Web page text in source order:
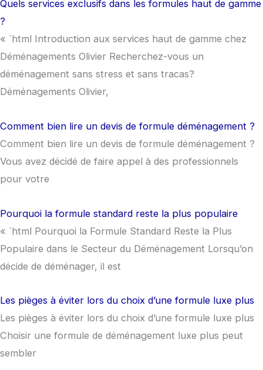
Quels services exclusifs dans les formules haut de gamme
?
« `html Introduction aux services haut de gamme chez
Déménagements Olivier Recherchez-vous un
déménagement sans stress et sans tracas?
Déménagements Olivier,
Comment bien lire un devis de formule déménagement ?
Comment bien lire un devis de formule déménagement ?
Vous avez décidé de faire appel à des professionnels
pour votre
Pourquoi la formule standard reste la plus populaire
« `html Pourquoi la Formule Standard Reste la Plus
Populaire dans le Secteur du Déménagement Lorsqu’on
décide de déménager, il est
Les pièges à éviter lors du choix d’une formule luxe plus
Les pièges à éviter lors du choix d’une formule luxe plus
Choisir une formule de déménagement luxe plus peut
sembler